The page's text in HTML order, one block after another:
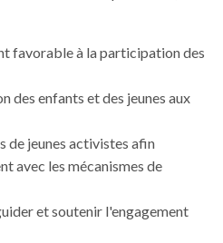
favorable à la participation des
des enfants et des jeunes aux
de jeunes activistes afin
avec les mécanismes de
et soutenir l'engagement